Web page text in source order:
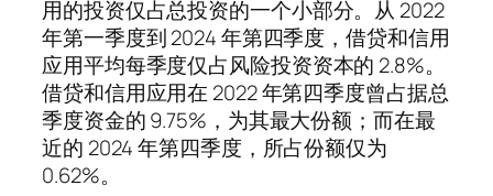
用的投资仅占总投资的一个小部分。从 2022
年第一季度到 2024 年第四季度，借贷和信用
应用平均每季度仅占风险投资资本的 2.8%。
借贷和信用应用在 2022 年第四季度曾占据总
季度资金的 9.75%，为其最大份额；而在最
近的 2024 年第四季度，所占份额仅为
0.62%。